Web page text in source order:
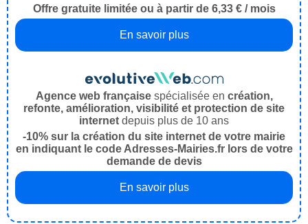
Offre gratuite limitée ou à partir de 6,33 € / mois
En savoir plus
Agence web françaisespécialisée en création,
refonte, amélioration, visibilité et protection de site
internet depuis plus de 10 ans
-10% sur la création du site internet de votre mairie
en indiquant le code Adresses-Mairies.fr lors de votre
demande de devis
En savoir plus